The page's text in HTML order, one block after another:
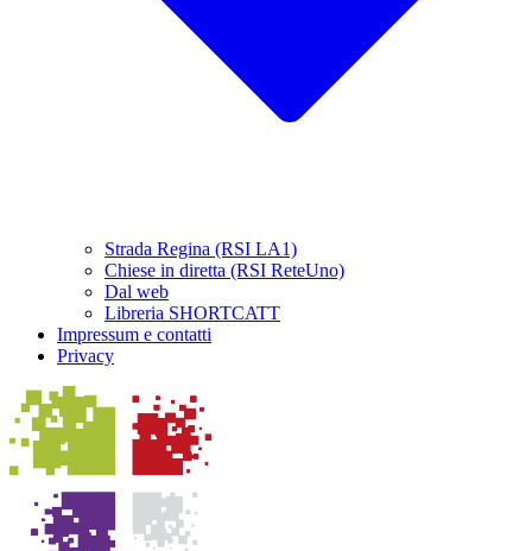
Strada Regina (RSI LA1)
Chiese in diretta (RSI ReteUno)
Dal web
Libreria SHORTCATT
Impressum e contatti
Privacy